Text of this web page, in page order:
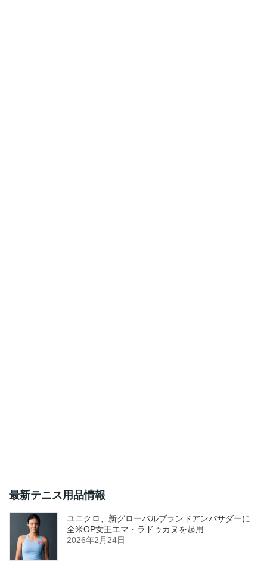
最新テニス用品情報
ユニクロ、新グローバルブランドアンバサダーに
全米OP女王エマ・ラドゥカヌを起用
2026年2月24日